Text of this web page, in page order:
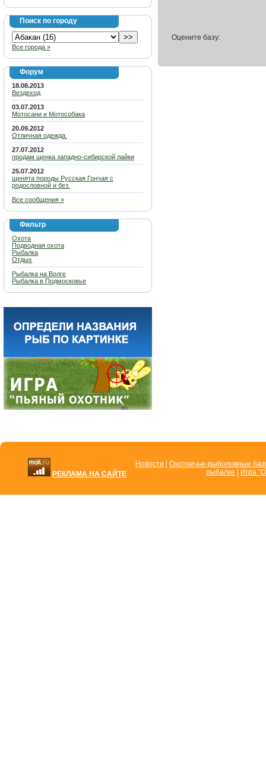
Поиск по городу
Все города »
Форум
18.08.2013
Вездеход
03.07.2013
Мотосани и Мотособака
20.09.2012
Отличная одежда.
27.07.2012
продам щенка западно-сибирской лайки
25.07.2012
щенята породы Русская Гончая с
родословной и без.
Все сообщения »
Фильтр
Охота
Подводная охота
Рыбалка
Отдых
Рыбалка на Волге
Рыбалка в Подмосковье
Оцените базу:
РЕКЛАМА НА САЙТЕ
Новости
Охотничье-рыболовные
рыбалке
Игра